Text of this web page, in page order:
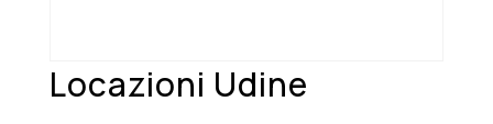
Locazioni Udine